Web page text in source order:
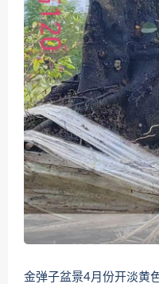
金弹子盆景4月份开淡黄